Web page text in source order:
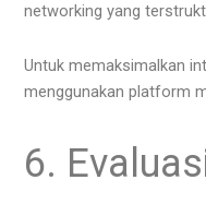
networking yang
Untuk memaksimalkan
menggunakan platform
6.